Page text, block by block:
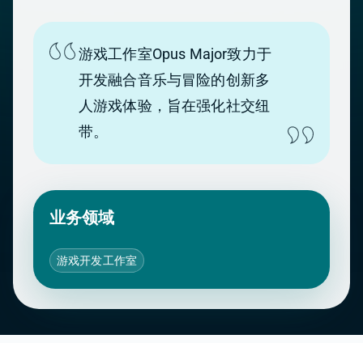
游戏工作室Opus Major致力于
开发融合音乐与冒险的创新多
人游戏体验，旨在强化社交纽
带。
业务领域
游戏开发工作室